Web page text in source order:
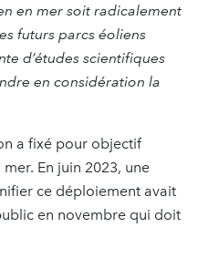
en mer soit radicalement
futurs parcs éoliens
d’études scientifiques
en considération la
a fixé pour objectif
En juin 2023, une
ce déploiement avait
en novembre qui doit